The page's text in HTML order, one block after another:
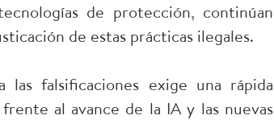
de protección, continúan
de estas prácticas ilegales.
falsificaciones exige una rápida
al avance de la IA y las nuevas